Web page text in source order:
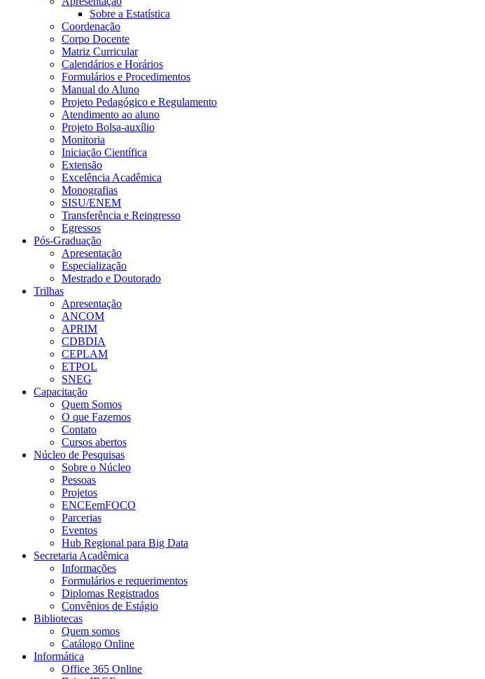
Sobre a Estatística
Coordenação
Corpo Docente
Matriz Curricular
Calendários e Horários
Formulários e Procedimentos
Manual do Aluno
Projeto Pedagógico e Regulamento
Atendimento ao aluno
Projeto Bolsa-auxílio
Monitoria
Iniciação Científica
Extensão
Excelência Acadêmica
Monografias
SISU/ENEM
Transferência e Reingresso
Egressos
Pós-Graduação
Apresentação
Especialização
Mestrado e Doutorado
Trilhas
Apresentação
ANCOM
APRIM
CDBDIA
CEPLAM
ETPOL
SNEG
Capacitação
Quem Somos
O que Fazemos
Contato
Cursos abertos
Núcleo de Pesquisas
Sobre o Núcleo
Pessoas
Projetos
ENCEemFOCO
Parcerias
Eventos
Hub Regional para Big Data
Secretaria Acadêmica
Informações
Formulários e requerimentos
Diplomas Registrados
Convênios de Estágio
Bibliotecas
Quem somos
Catálogo Online
Informática
Office 365 Online